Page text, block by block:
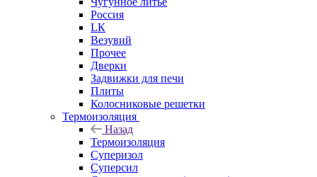
Россия
LК
Везувий
Прочее
Дверки
Задвижки для печи
Плиты
Колосниковые решетки
Термоизоляция
Назад
Термоизоляция
Суперизол
Суперсил